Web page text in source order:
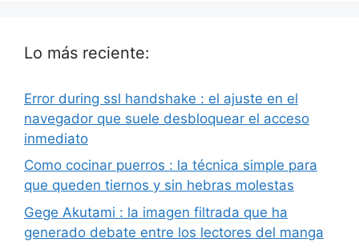
Lo más reciente:
Error during ssl handshake : el ajuste en el
navegador que suele desbloquear el acceso
inmediato
Como cocinar puerros : la técnica simple para
que queden tiernos y sin hebras molestas
Gege Akutami : la imagen filtrada que ha
generado debate entre los lectores del manga